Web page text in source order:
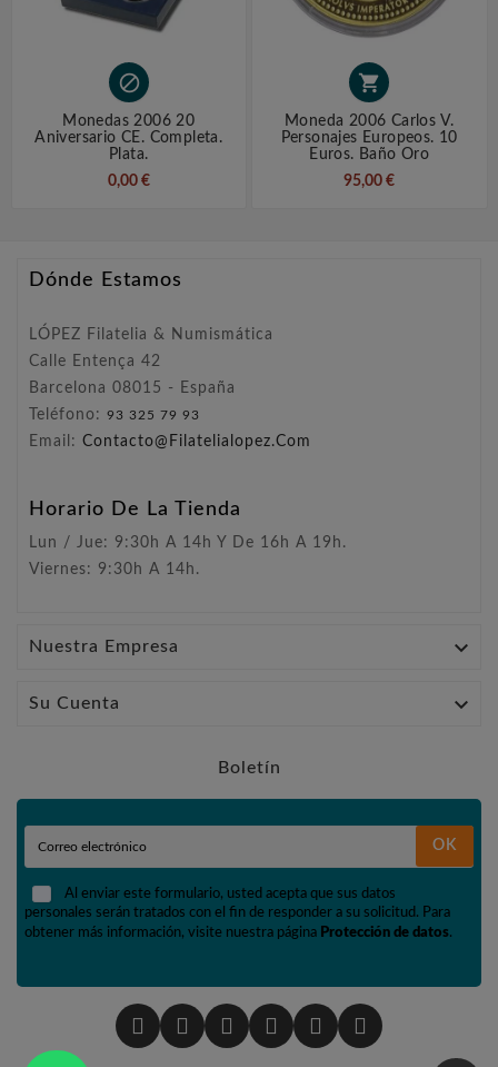

Monedas 2006 20
Aniversario CE. Completa.
Plata.
0,00 €

Moneda 2006 Carlos V.
Personajes Europeos. 10
Euros. Baño Oro
95,00 €
Dónde Estamos
LÓPEZ Filatelia & Numismática
Calle Entença 42
Barcelona 08015 - España
Teléfono: 93 325 79 93
Email: Contacto@filatelialopez.com
Horario De La Tienda
Lun / Jue: 9:30h A 14h Y De 16h A 19h.
Viernes: 9:30h A 14h.
Nuestra Empresa 
Su Cuenta 
Boletín
OK
Al enviar este formulario, usted acepta que sus datos
personales serán tratados con el fin de responder a su solicitud. Para
obtener más información, visite nuestra página Protección de datos.